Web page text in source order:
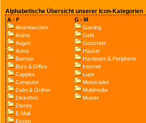
Alphabetische Übersicht unserer Icon-Kategorien
A - F
Aktentaschen
Anime
Augen
Autos
Batman
Büro & Office
Cappies
Computer
Datei & Ordner
Disketten
Disney
E-Mail
Essen
G - M
Gaming
Geld
Gesichter
Häuser
Hardware & Peripherie
Internet
Lupe
Motorräder
Multimedia
Muster